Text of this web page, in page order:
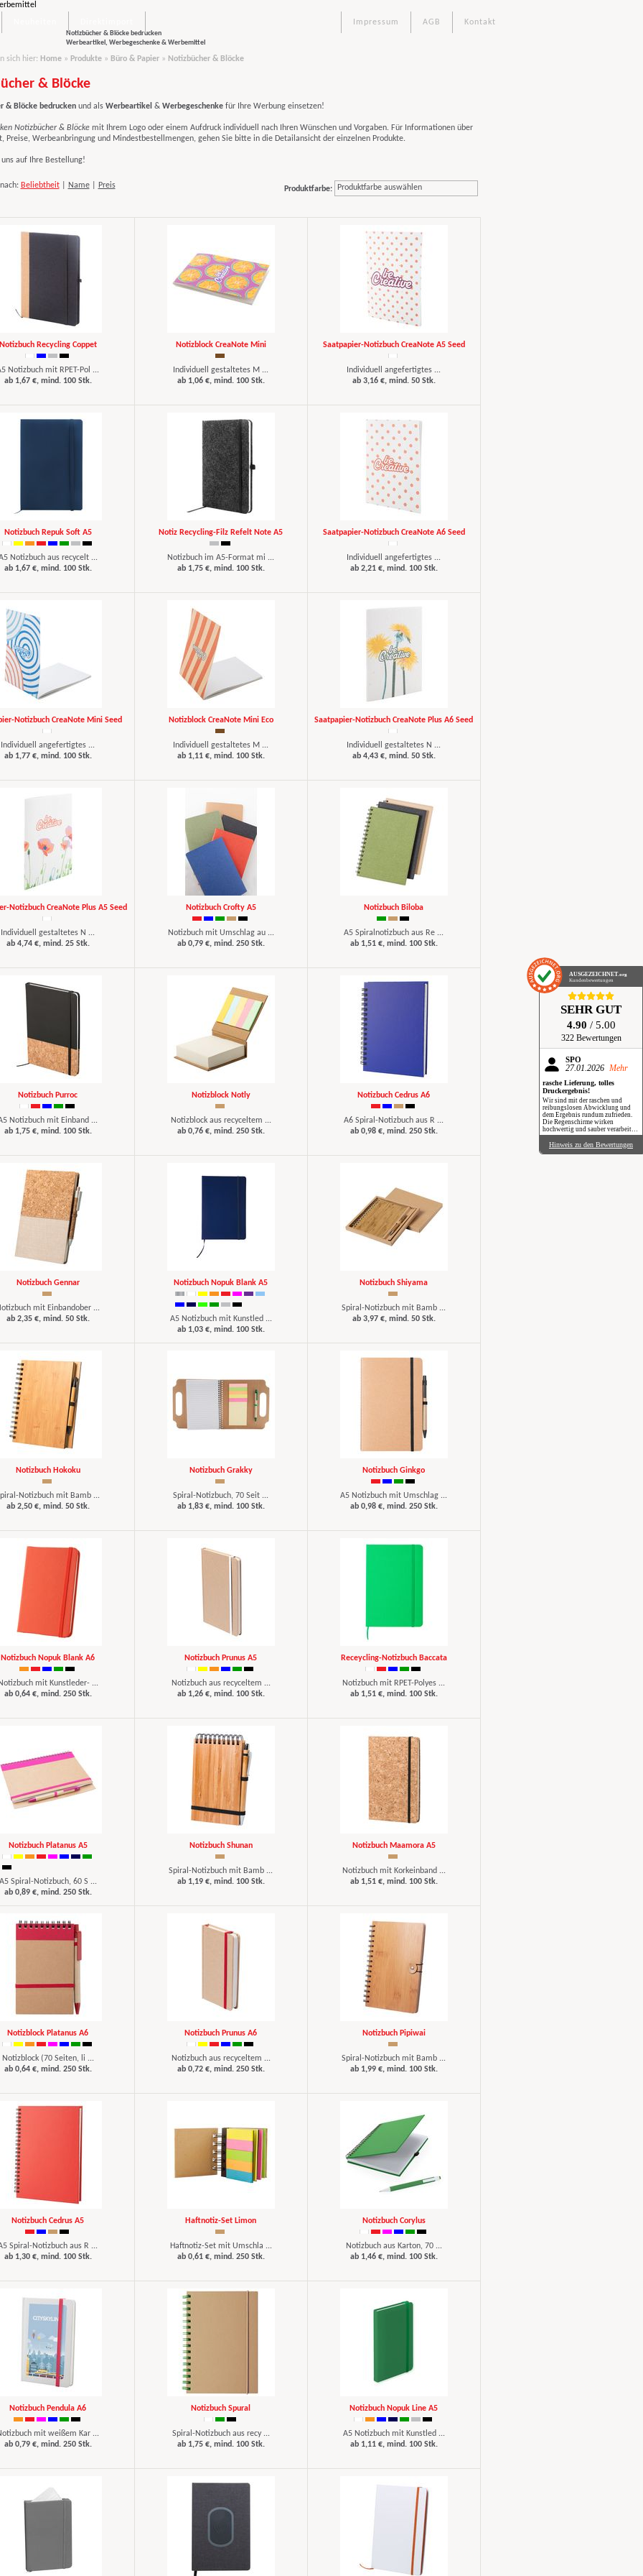
AUSGEZEICHNET .org
Kundenbewertungen
SEHR GUT
4.90 / 5.00
322 Bewertungen
SPÖ
27.01.2026 Mehr
rasche Lieferung, tolles
Druckergebnis!
Wir sind mit der raschen und
reibungslosen Abwicklung und
dem Ergebnis rundum zufrieden.
Die Regenschirme wirken
hochwertig und sauber verarbeitet.
Besonders positiv: Der Druck ist
gestochen scharf, farbintensiv und
auch bei genauerem Hinsehen sehr
Hinweis zu den Bewertungen
Notizbücher & Blöcke bedrucken
Werbeartikel, Werbegeschenke & Werbemittel
Kontakt
AGB
Impressum
sich hier: Home» Produkte» Büro & Papier» Notizbücher & Blöcke
& Blöcke
& Blöcke bedruckenund als Werbeartikel & Werbegeschenkefür Ihre Werbung einsetzen!
Notizbücher & Blöckemit Ihrem Logo oder einem Aufdruck individuell nach Ihren Wünschen und Vorgaben. Für Informationen über
Preise, Werbeanbringung und Mindestbestellmengen, gehen Sie bitte in die Detailansicht der einzelnen Produkte.
auf Ihre Bestellung!
Beliebtheit| Name| Preis Produktfarbe: Produktfarbe auswählen
Recycling Coppet
Notizbuch mit RPET-Pol ...
ab 1,67 €, mind. 100 Stk.
Notizblock CreaNote Mini
Individuell gestaltetes M ...
ab 1,06 €, mind. 100 Stk.
Saatpapier-Notizbuch CreaNote A5 Seed
Individuell angefertigtes ...
ab 3,16 €, mind. 50 Stk.
Notizbuch Repuk Soft A5
Notizbuch aus recycelt ...
ab 1,67 €, mind. 100 Stk.
Notiz Recycling-Filz Refelt Note A5
Notizbuch im A5-Format mi ...
ab 1,75 €, mind. 100 Stk.
Saatpapier-Notizbuch CreaNote A6 Seed
Individuell angefertigtes ...
ab 2,21 €, mind. 100 Stk.
Notizbuch CreaNote Mini Seed
Individuell angefertigtes ...
ab 1,77 €, mind. 100 Stk.
Notizblock CreaNote Mini Eco
Individuell gestaltetes M ...
ab 1,11 €, mind. 100 Stk.
Saatpapier-Notizbuch CreaNote Plus A6 Seed
Individuell gestaltetes N ...
ab 4,43 €, mind. 50 Stk.
Notizbuch CreaNote Plus A5 Seed
Individuell gestaltetes N ...
ab 4,74 €, mind. 25 Stk.
Notizbuch Crofty A5
Notizbuch mit Umschlag au ...
ab 0,79 €, mind. 250 Stk.
Notizbuch Biloba
A5 Spiralnotizbuch aus Re ...
ab 1,51 €, mind. 100 Stk.
Notizbuch Purroc
Notizbuch mit Einband ...
ab 1,75 €, mind. 100 Stk.
Notizblock Notly
Notizblock aus recyceltem ...
ab 0,76 €, mind. 250 Stk.
Notizbuch Cedrus A6
A6 Spiral-Notizbuch aus R ...
ab 0,98 €, mind. 250 Stk.
Notizbuch Gennar
mit Einbandober ...
ab 2,35 €, mind. 50 Stk.
Notizbuch Nopuk Blank A5
A5 Notizbuch mit Kunstled ...
ab 1,03 €, mind. 100 Stk.
Notizbuch Shiyama
Spiral-Notizbuch mit Bamb ...
ab 3,97 €, mind. 50 Stk.
Notizbuch Hokoku
Notizbuch mit Bamb ...
ab 2,50 €, mind. 50 Stk.
Notizbuch Grakky
Spiral-Notizbuch, 70 Seit ...
ab 1,83 €, mind. 100 Stk.
Notizbuch Ginkgo
A5 Notizbuch mit Umschlag ...
ab 0,98 €, mind. 250 Stk.
Notizbuch Nopuk Blank A6
mit Kunstleder- ...
ab 0,64 €, mind. 250 Stk.
Notizbuch Prunus A5
Notizbuch aus recyceltem ...
ab 1,26 €, mind. 100 Stk.
Receycling-Notizbuch Baccata
Notizbuch mit RPET-Polyes ...
ab 1,51 €, mind. 100 Stk.
Notizbuch Platanus A5
Spiral-Notizbuch, 60 S ...
ab 0,89 €, mind. 250 Stk.
Notizbuch Shunan
Spiral-Notizbuch mit Bamb ...
ab 1,19 €, mind. 100 Stk.
Notizbuch Maamora A5
Notizbuch mit Korkeinband ...
ab 1,51 €, mind. 100 Stk.
Notizblock Platanus A6
Notizblock (70 Seiten, li ...
ab 0,64 €, mind. 250 Stk.
Notizbuch Prunus A6
Notizbuch aus recyceltem ...
ab 0,72 €, mind. 250 Stk.
Notizbuch Pipiwai
Spiral-Notizbuch mit Bamb ...
ab 1,99 €, mind. 100 Stk.
Notizbuch Cedrus A5
Spiral-Notizbuch aus R ...
ab 1,30 €, mind. 100 Stk.
Haftnotiz-Set Limon
Haftnotiz-Set mit Umschla ...
ab 0,61 €, mind. 250 Stk.
Notizbuch Corylus
Notizbuch aus Karton, 70 ...
ab 1,46 €, mind. 100 Stk.
Notizbuch Pendula A6
mit weißem Kar ...
ab 0,79 €, mind. 250 Stk.
Notizbuch Spural
Spiral-Notizbuch aus recy ...
ab 1,75 €, mind. 100 Stk.
Notizbuch Nopuk Line A5
A5 Notizbuch mit Kunstled ...
ab 1,11 €, mind. 100 Stk.